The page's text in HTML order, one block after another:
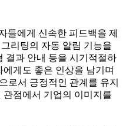
들에게 신속한 피드백을 제
리팅의 자동 알림 기능을
결과 안내 등을 시기적절하
게도 좋은 인상을 남기며
로서 긍정적인 관계를 유지
점에서 기업의 이미지를